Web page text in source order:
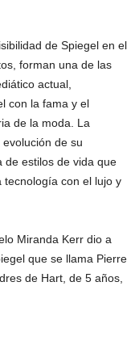
de Spiegel en el
forman una de las
actual,
con la fama y el
de la moda. La
de su
de estilos de vida que
tecnología con el lujo y
Miranda Kerr dio a
que se llama Pierre
de Hart, de 5 años,